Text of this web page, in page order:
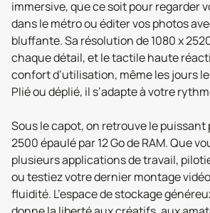
immersive, que ce soit pour regarder
dans le métro ou éditer vos photos
bluffante. Sa résolution de 1080 x
chaque détail, et le tactile haute
confort d’utilisation, même les jours
Plié ou déplié, il s’adapte à votre
Sous le capot, on retrouve le puissant
2500 épaulé par 12 Go de RAM. Que
plusieurs applications de travail,
ou testiez votre dernier montage
fluidité. L’espace de stockage